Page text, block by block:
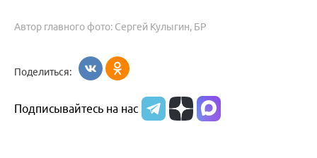
Автор главного фото: Сергей Кулыгин, БР
Поделиться:
Подписывайтесь на нас